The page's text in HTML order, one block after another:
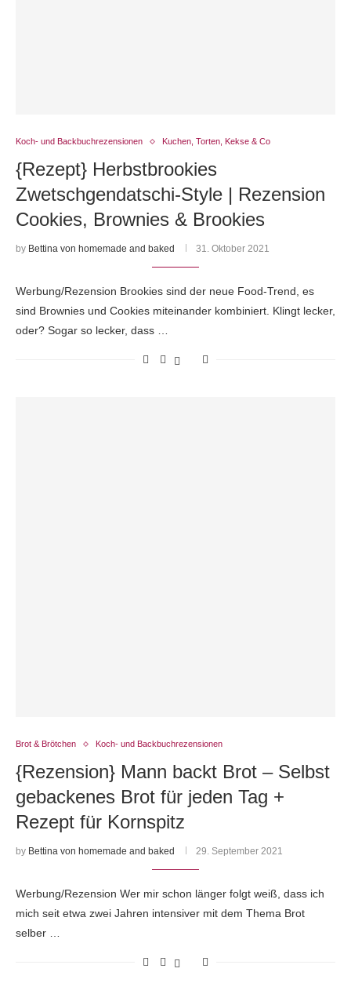
Koch- und Backbuchrezensionen Kuchen, Torten, Kekse & Co
{Rezept} Herbstbrookies
Zwetschgendatschi-Style | Rezension
Cookies, Brownies & Brookies
by Bettina von homemade and baked 31. Oktober 2021
Werbung/Rezension Brookies sind der neue Food-Trend, es
sind Brownies und Cookies miteinander kombiniert. Klingt lecker,
oder? Sogar so lecker, dass …
Brot & Brötchen Koch- und Backbuchrezensionen
{Rezension} Mann backt Brot – Selbst
gebackenes Brot für jeden Tag +
Rezept für Kornspitz
by Bettina von homemade and baked 29. September 2021
Werbung/Rezension Wer mir schon länger folgt weiß, dass ich
mich seit etwa zwei Jahren intensiver mit dem Thema Brot
selber …